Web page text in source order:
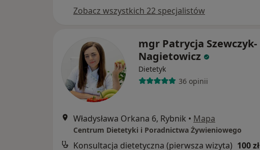
Zobacz wszystkich 22 specjalistów
mgr Patrycja Szewczyk-
Nagietowicz
Dietetyk
36 opinii
Władysława Orkana 6, Rybnik • Mapa
Centrum Dietetyki i Poradnictwa Żywieniowego
Konsultacja dietetyczna (pierwsza wizyta) 100 zł